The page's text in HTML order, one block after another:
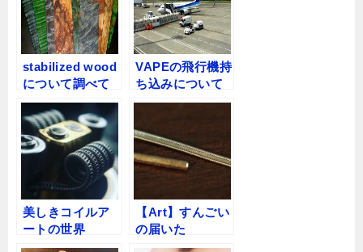
stabilized wood
について調べて
みた
VAPEの飛行機持
ち込みについて
美しきコイルア
ートの世界
【Art】すんごい
の届いた
【Coil】